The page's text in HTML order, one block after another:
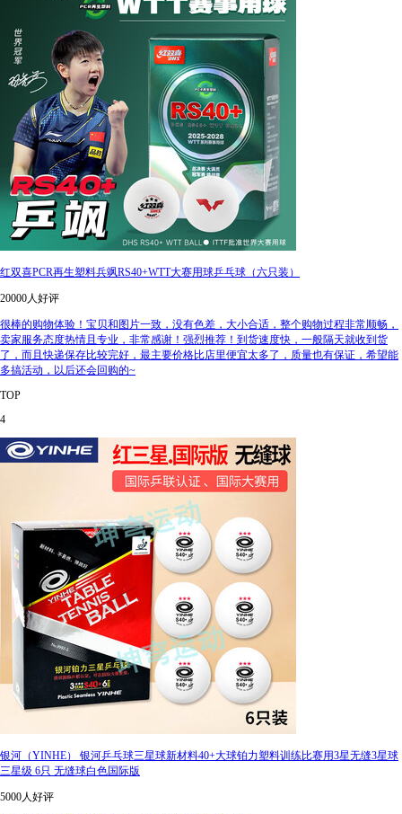
红双喜PCR再生塑料兵飒RS40+WTT大赛用球乒乓球（六只装）
20000人好评
很棒的购物体验！宝贝和图片一致，没有色差，大小合适，整个购物过程非常顺畅，
卖家服务态度热情且专业，非常感谢！强烈推荐！到货速度快，一般隔天就收到货
了，而且快递保存比较完好，最主要价格比店里便宜太多了，质量也有保证，希望能
多搞活动，以后还会回购的~
TOP
4
银河（YINHE） 银河乒乓球三星球新材料40+大球铂力塑料训练比赛用3星无缝3星球
三星级 6只 无缝球白色国际版
5000人好评